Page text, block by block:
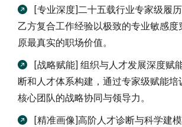
[专业深度]二十五载行业专家级履
乙方复合工作经验以极致的专业敏感
原最真实的职场价值。
[战略赋能] 组织与人才发展深度赋
断和人才体系构建，通过专家级赋能培
核心团队的战略协同与领导力。
[精准画像]高阶人才诊断与科学建